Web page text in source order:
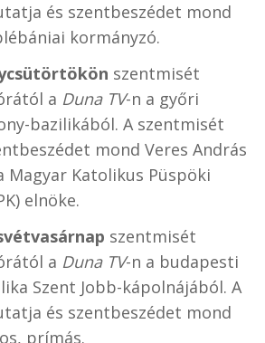
és szentbeszédet mond
kormányzó.
szentmisét
a Duna TV-n a győri
bazilikából. A szentmisét
mond Veres András
Magyar Katolikus Püspöki
elnöke.
szentmisét
a Duna TV-n a budapesti
Szent Jobb-kápolnájából. A
és szentbeszédet mond
prímás.